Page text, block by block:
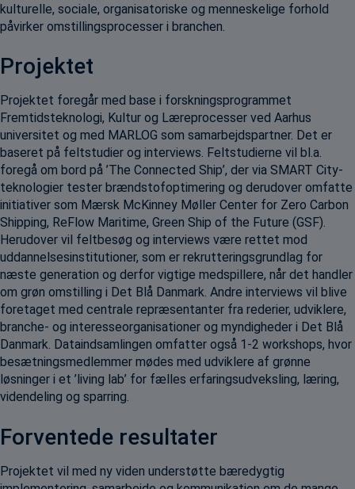
kulturelle, sociale, organisatoriske og menneskelige forhold
påvirker omstillingsprocesser i branchen.
Projektet
Projektet foregår med base i forskningsprogrammet
Fremtidsteknologi, Kultur og Læreprocesser ved Aarhus
universitet og med MARLOG som samarbejdspartner. Det er
baseret på feltstudier og interviews. Feltstudierne vil bl.a.
foregå om bord på ’The Connected Ship’, der via SMART City-
teknologier tester brændstofoptimering og derudover omfatte
initiativer som Mærsk McKinney Møller Center for Zero Carbon
Shipping, ReFlow Maritime, Green Ship of the Future (GSF).
Herudover vil feltbesøg og interviews være rettet mod
uddannelsesinstitutioner, som er rekrutteringsgrundlag for
næste generation og derfor vigtige medspillere, når det handler
om grøn omstilling i Det Blå Danmark. Andre interviews vil blive
foretaget med centrale repræsentanter fra rederier, udviklere,
branche- og interesseorganisationer og myndigheder i Det Blå
Danmark. Dataindsamlingen omfatter også 1-2 workshops, hvor
besætningsmedlemmer mødes med udviklere af grønne
løsninger i et ’living lab’ for fælles erfaringsudveksling, læring,
videndeling og sparring.
Forventede resultater
Projektet vil med ny viden understøtte bæredygtig